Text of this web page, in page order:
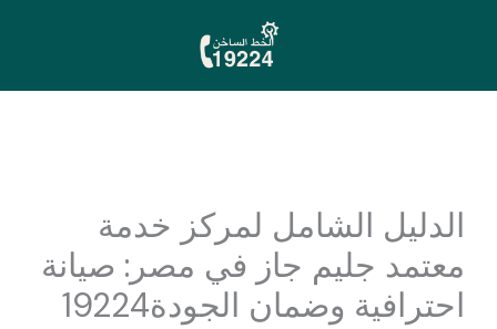
المحتوى
الدليل الشامل لمركز خدمة
معتمد جليم جاز في مصر: صيانة
احترافية وضمان الجودة19224